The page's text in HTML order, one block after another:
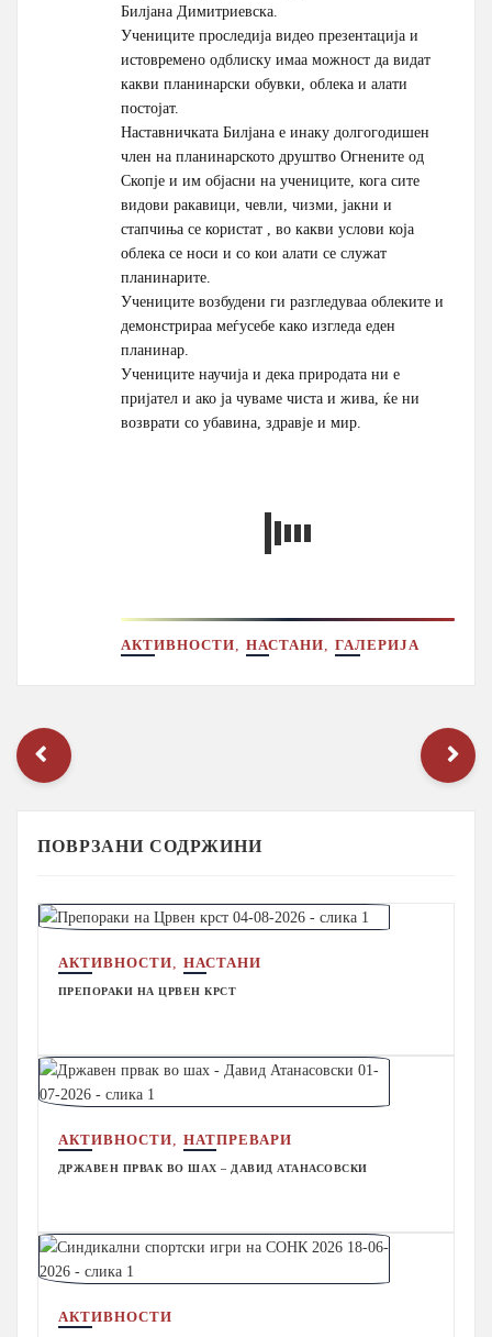
Билјана Димитриевска.
Учениците проследија видео презентација и
истовремено одблиску имаа можност да видат
какви планинарски обувки, облека и алати
постојат.
Наставничката Билјана е инаку долгогодишен
член на планинарското друштво Огнените од
Скопје и им објасни на учениците, кога сите
видови ракавици, чевли, чизми, јакни и
стапчиња се користат , во какви услови која
облека се носи и со кои алати се служат
планинарите.
Учениците возбудени ги разгледуваа облеките и
демонстрираа меѓусебе како изгледа еден
планинар.
Учениците научија и дека природата ни е
пријател и ако ја чуваме чиста и жива, ќе ни
возврати со убавина, здравје и мир.
АКТИВНОСТИ ,НАСТАНИ ,ГАЛЕРИЈА
ПОВРЗАНИ СОДРЖИНИ
АКТИВНОСТИ, НАСТАНИ
ПРЕПОРАКИ НА ЦРВЕН КРСТ
АКТИВНОСТИ НАТПРЕВАРИ
ДРЖАВЕН ПРВАК ВО ШАХ – ДАВИД АТАНАСОВСКИ
АКТИВНОСТИ